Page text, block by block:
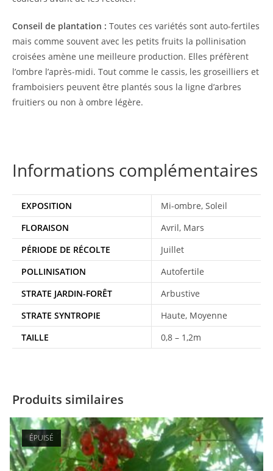
Conseil de plantation : Toutes ces variétés sont auto-fertiles
mais comme souvent avec les petits fruits la pollinisation
croisées amène une meilleure production. Elles préfèrent
l’ombre l’après-midi. Tout comme le cassis, les groseilliers et
framboisiers peuvent être plantés sous la ligne d’arbres
fruitiers ou non à ombre légère.
Informations complémentaires
EXPOSITION
Mi-ombre, Soleil
FLORAISON
Avril, Mars
PÉRIODE DE RÉCOLTE
Juillet
POLLINISATION
Autofertile
STRATE JARDIN-FORÊT
Arbustive
STRATE SYNTROPIE
Haute, Moyenne
TAILLE
0,8 – 1,2m
Produits similaires
ÉPUISÉ